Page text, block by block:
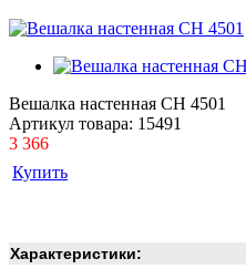
Вешалка настенная СН 4501
Артикул товара: 15491
3 366
Купить
Характеристики: